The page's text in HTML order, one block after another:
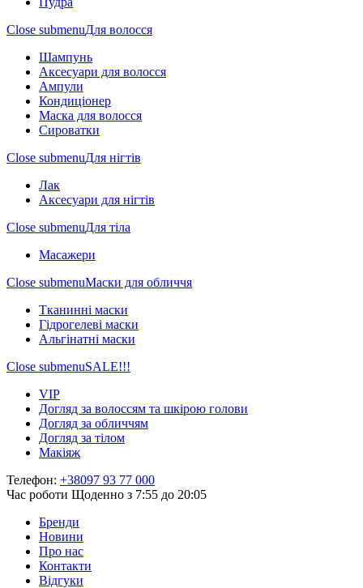
Close submenuДля волосся
Шампунь
Аксесуари для волосся
Ампули
Кондиціонер
Маска для волосся
Сироватки
Close submenuДля нігтів
Лак
Аксесуари для нігтів
Close submenuДля тіла
Масажери
Close submenuМаски для обличчя
Тканинні маски
Гідрогелеві маски
Альгінатні маски
Close submenuSALE!!!
VIP
Догляд за волоссям та шкірою голови
Догляд за обличчям
Догляд за тілом
Макіяж
Телефон: +38097 93 77 000
Час роботи Щоденно з 7:55 до 20:05
Бренди
Новини
Про нас
Контакти
Відгуки